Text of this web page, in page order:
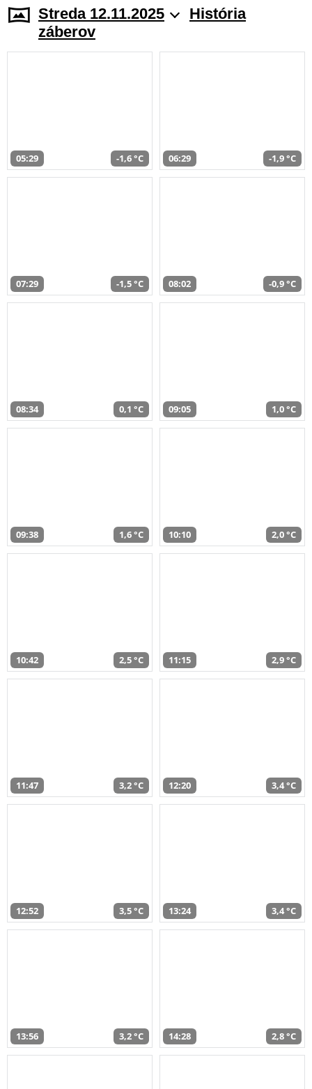
Streda 12.11.2025
História
záberov
05:29 -1,6 °C 06:29 -1,9 °C
07:29 -1,5 °C 08:02 -0,9 °C
08:34 0,1 °C 09:05 1,0 °C
09:38 1,6 °C 10:10 2,0 °C
10:42 2,5 °C 11:15 2,9 °C
11:47 3,2 °C 12:20 3,4 °C
12:52 3,5 °C 13:24 3,4 °C
13:56 3,2 °C 14:28 2,8 °C